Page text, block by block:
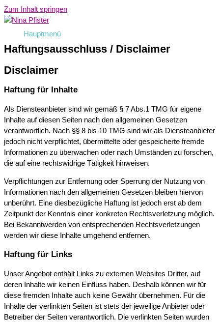
Zum Inhalt springen
Hauptmenü
Haftungsausschluss / Disclaimer
Disclaimer
Haftung für Inhalte
Als Diensteanbieter sind wir gemäß § 7 Abs.1 TMG für eigene
Inhalte auf diesen Seiten nach den allgemeinen Gesetzen
verantwortlich. Nach §§ 8 bis 10 TMG sind wir als Diensteanbieter
jedoch nicht verpflichtet, übermittelte oder gespeicherte fremde
Informationen zu überwachen oder nach Umständen zu forschen,
die auf eine rechtswidrige Tätigkeit hinweisen.
Verpflichtungen zur Entfernung oder Sperrung der Nutzung von
Informationen nach den allgemeinen Gesetzen bleiben hiervon
unberührt. Eine diesbezügliche Haftung ist jedoch erst ab dem
Zeitpunkt der Kenntnis einer konkreten Rechtsverletzung möglich.
Bei Bekanntwerden von entsprechenden Rechtsverletzungen
werden wir diese Inhalte umgehend entfernen.
Haftung für Links
Unser Angebot enthält Links zu externen Websites Dritter, auf
deren Inhalte wir keinen Einfluss haben. Deshalb können wir für
diese fremden Inhalte auch keine Gewähr übernehmen. Für die
Inhalte der verlinkten Seiten ist stets der jeweilige Anbieter oder
Betreiber der Seiten verantwortlich. Die verlinkten Seiten wurden